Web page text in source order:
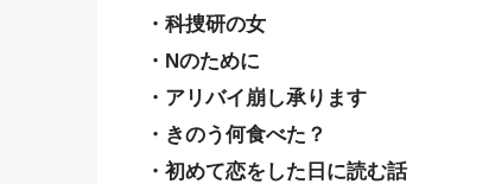
・科捜研の女
・Nのために
・アリバイ崩し承ります
・きのう何食べた？
・初めて恋をした日に読む話